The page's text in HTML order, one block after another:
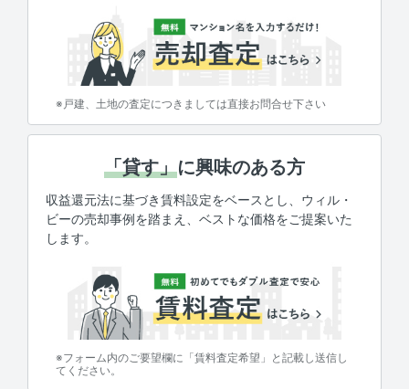
※戸建、土地の査定につきましては直接お問合せ下さい
「貸す」に興味のある方
収益還元法に基づき賃料設定をベースとし、ウィル・
ビーの売却事例を踏まえ、ベストな価格をご提案いた
します。
※フォーム内のご要望欄に「賃料査定希望」と記載し送信し
てください。